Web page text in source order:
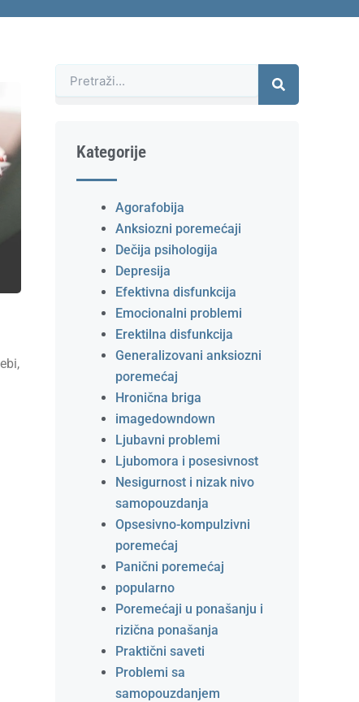
Претрага
Kategorije
Agorafobija
Anksiozni poremećaji
Dečija psihologija
Depresija
Efektivna disfunkcija
Emocionalni problemi
Erektilna disfunkcija
Generalizovani anksiozni
poremećaj
Hronična briga
imagedowndown
Ljubavni problemi
Ljubomora i posesivnost
Nesigurnost i nizak nivo
samopouzdanja
Opsesivno-kompulzivni
poremećaj
Panični poremećaj
popularno
Poremećaji u ponašanju i
rizična ponašanja
Praktični saveti
Problemi sa
samopouzdanjem